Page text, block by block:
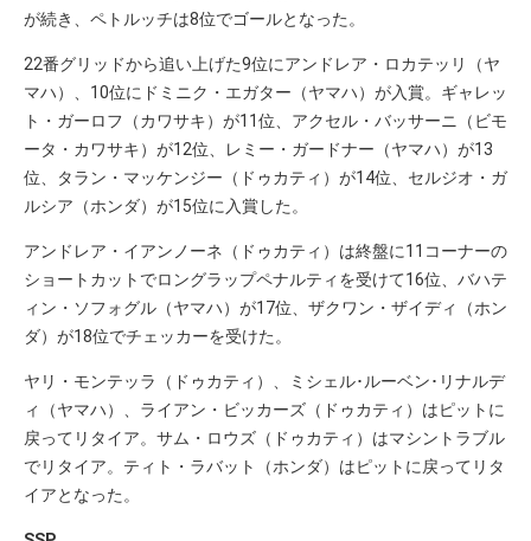
が続き、ペトルッチは8位でゴールとなった。
22番グリッドから追い上げた9位にアンドレア・ロカテッリ（ヤ
マハ）、10位にドミニク・エガター（ヤマハ）が入賞。ギャレッ
ト・ガーロフ（カワサキ）が11位、アクセル・バッサーニ（ビモ
ータ・カワサキ）が12位、レミー・ガードナー（ヤマハ）が13
位、タラン・マッケンジー（ドゥカティ）が14位、セルジオ・ガ
ルシア（ホンダ）が15位に入賞した。
アンドレア・イアンノーネ（ドゥカティ）は終盤に11コーナーの
ショートカットでロングラップペナルティを受けて16位、バハテ
ィン・ソフォグル（ヤマハ）が17位、ザクワン・ザイディ（ホン
ダ）が18位でチェッカーを受けた。
ヤリ・モンテッラ（ドゥカティ）、ミシェル･ルーベン･リナルデ
ィ（ヤマハ）、ライアン・ビッカーズ（ドゥカティ）はピットに
戻ってリタイア。サム・ロウズ（ドゥカティ）はマシントラブル
でリタイア。ティト・ラバット（ホンダ）はピットに戻ってリタ
イアとなった。